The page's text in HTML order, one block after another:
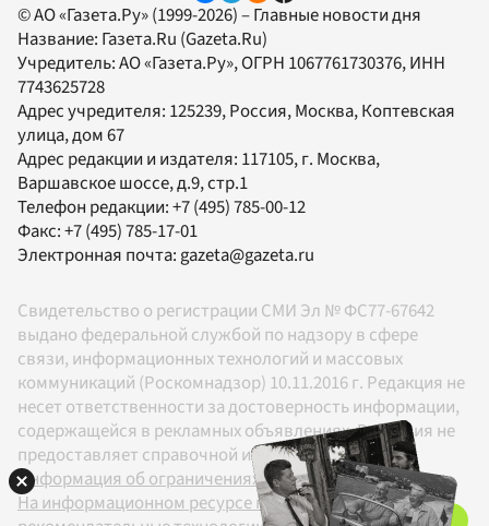
© АО «Газета.Ру» (1999-2026) – Главные новости дня
Название: Газета.Ru (Gazeta.Ru)
Учредитель:АО «Газета.Ру», ОГРН 1067761730376, ИНН
7743625728
Адрес учредителя: 125239, Россия, Москва, Коптевская
улица, дом 67
Адрес редакции и издателя: 117105, г. Москва,
Варшавское шоссе, д.9, стр.1
Телефон редакции:+7 (495) 785-00-12
Факс:+7 (495) 785-17-01
Электронная почта: gazeta@gazeta.ru
Свидетельство о регистрации СМИ Эл № ФС77-67642
выдано федеральной службой по надзору в сфере
связи, информационных технологий и массовых
коммуникаций (Роскомнадзор) 10.11.2016 г. Редакция не
несет ответственности за достоверность информации,
содержащейся в рекламных объявлениях. Редакция не
предоставляет справочной информации.
Информация об ограничениях
На информационном ресурсе применяются